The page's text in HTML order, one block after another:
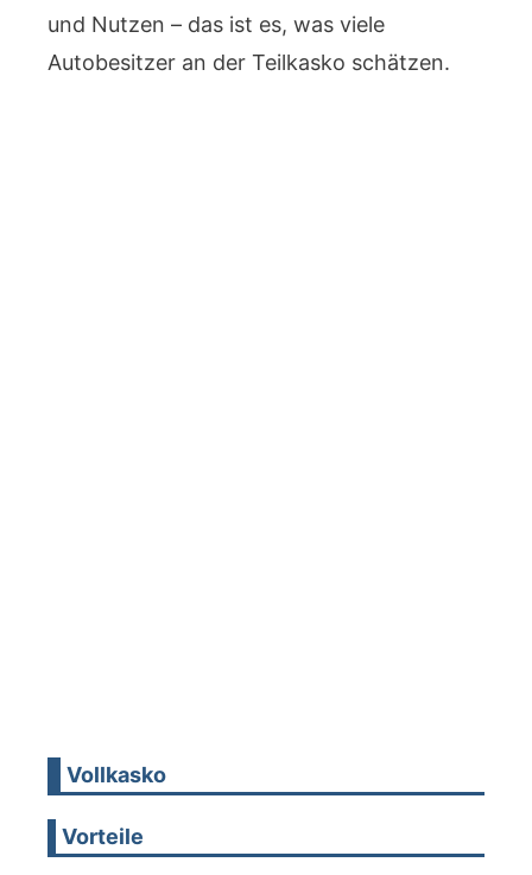
und Nutzen – das ist es, was viele
Autobesitzer an der Teilkasko schätzen.
Vollkasko
Vorteile